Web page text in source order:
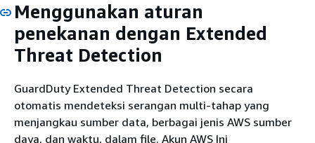
Menggunakan aturan
penekanan dengan Extended
Threat Detection
GuardDuty Extended Threat Detection secara
otomatis mendeteksi serangan multi-tahap yang
menjangkau sumber data, berbagai jenis AWS sumber
daya, dan waktu, dalam file. Akun AWS Ini